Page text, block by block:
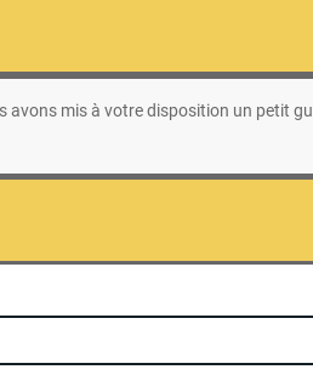
mis à votre disposition un petit